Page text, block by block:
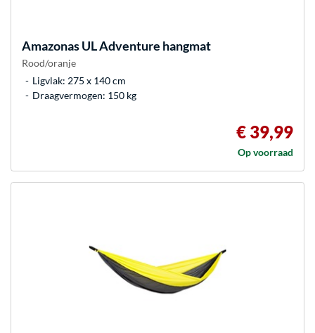
AmazonasUL Adventure hangmat
Rood/oranje
Ligvlak: 275 x 140 cm
Draagvermogen: 150 kg
€ 39,99
Op voorraad